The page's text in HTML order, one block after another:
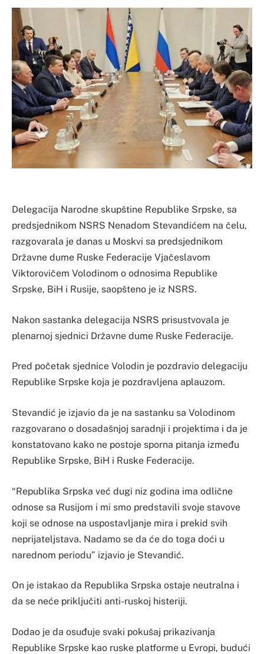
Delegacija Narodne skupštine Republike Srpske, sa
predsjednikom NSRS Nenadom Stevandićem na čelu,
razgovarala je danas u Moskvi sa predsjednikom
Državne dume Ruske Federacije Vjačeslavom
Viktorovičem Volodinom o odnosima Republike
Srpske, BiH i Rusije, saopšteno je iz NSRS.
Nakon sastanka delegacija NSRS prisustvovala je
plenarnoj sjednici Državne dume Ruske Federacije.
Pred početak sjednice Volodin je pozdravio delegaciju
Republike Srpske koja je pozdravljena aplauzom.
Stevandić je izjavio da je na sastanku sa Volodinom
razgovarano o dosadašnjoj saradnji i projektima i da je
konstatovano kako ne postoje sporna pitanja između
Republike Srpske, BiH i Ruske Federacije.
“Republika Srpska već dugi niz godina ima odlične
odnose sa Rusijom i mi smo predstavili svoje stavove
koji se odnose na uspostavljanje mira i prekid svih
neprijateljstava. Nadamo se da će do toga doći u
narednom periodu” izjavio je Stevandić.
On je istakao da Republika Srpska ostaje neutralna i
da se neće priključiti anti-ruskoj histeriji.
Dodao je da osuđuje svaki pokušaj prikazivanja
Republike Srpske kao ruske platforme u Evropi, budući